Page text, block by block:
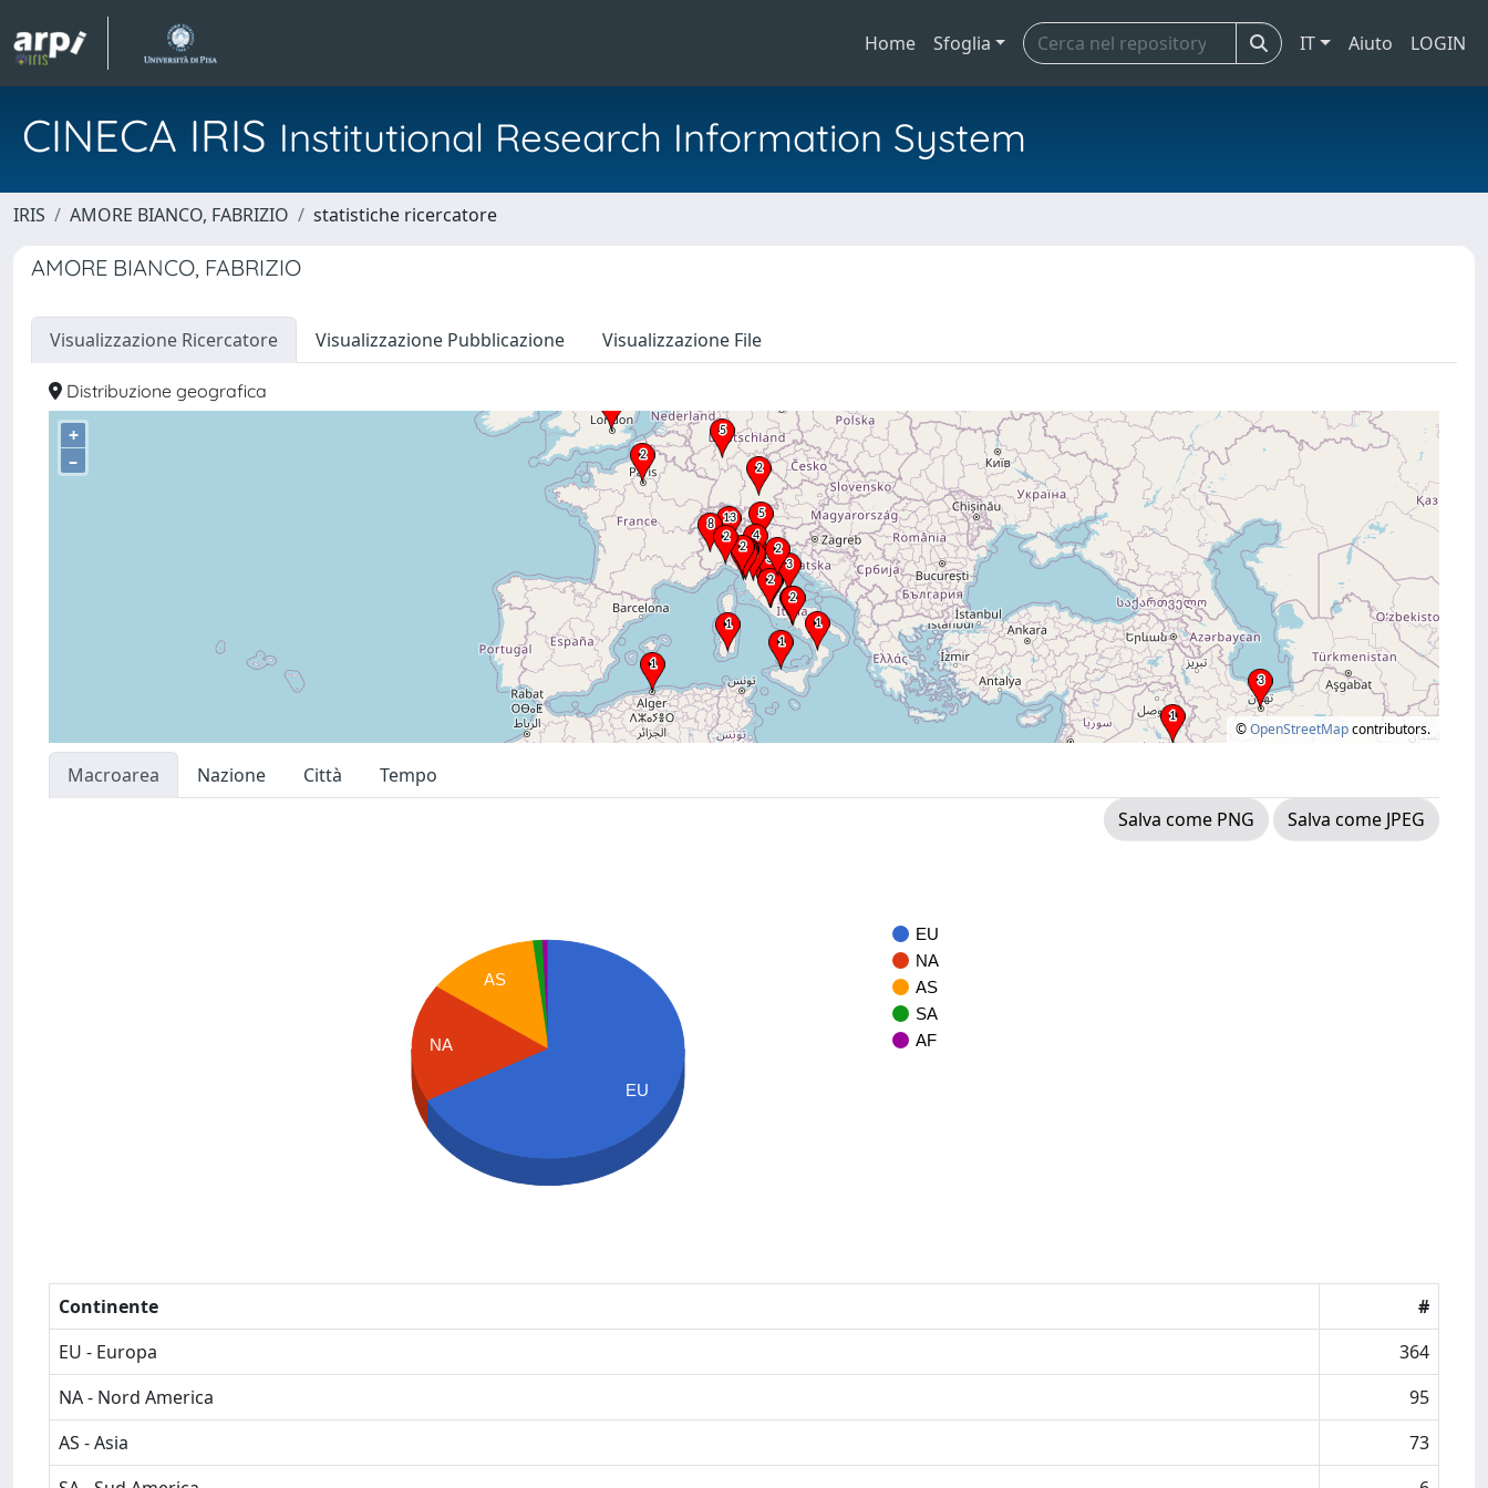
Home Sfoglia IT Aiuto LOGIN
CINECA IRIS Institutional Research Information System
IRIS AMORE BIANCO, FABRIZIO statistiche ricercatore
AMORE BIANCO, FABRIZIO
Visualizzazione Ricercatore Visualizzazione Pubblicazione Visualizzazione File
Distribuzione geografica
+
–
©OpenStreetMapcontributors.
Macroarea Nazione Città
Tempo
Salva come PNG
Salva come JPEG
EU
NA
AS
SA
AF
AS
NA
EU
Continente
#
EU - Europa
364
NA - Nord America
95
AS - Asia
73